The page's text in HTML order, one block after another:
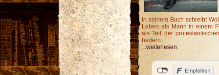
In seinem Buch schreibt
Leben als Mann in einem
als Teil der
hadern.
weiterlesen